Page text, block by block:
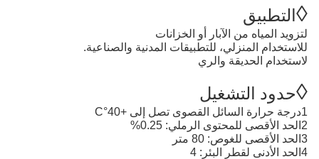
◊ التطبيق
لتزويد المياه من الآبار أو الخزانات
للاستخدام المنزلي، للتطبيقات المدنية والصناعية.
لاستخدام الحديقة والري
◊حدود التشغيل
1درجة حرارة السائل القصوى تصل إلى +40
°C
2الحد الأقصى للمحتوى الرملي: 0.25%
3الحد الأقصى للغوص: 80 متر
4الحد الأدنى لقطر البئر: 4